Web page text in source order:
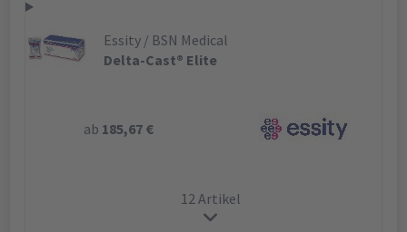
Essity / BSN Medical
Delta-Cast® Elite
ab 185,67 €
12 Artikel